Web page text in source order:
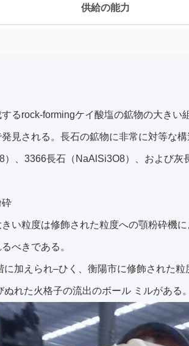
供給の能力
るrock-formingケイ酸塩の鉱物の大きい
見される。長石の鉱物に非常に対等な
、3366長石（NaAlSi3O8）、および灰
砕
い粒度は修飾された粒度への顎粉砕機
べきである。
に加えられ–ひく、衡陽市に修飾された
れた火格子の流出のボール ミルがある。